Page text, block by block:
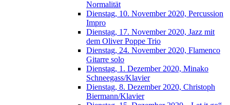
Normalität
Dienstag, 10. November 2020, Percussion
Impro
Dienstag, 17. November 2020, Jazz mit
dem Oliver Poppe Trio
Dienstag, 24. November 2020, Flamenco
Gitarre solo
Dienstag, 1. Dezember 2020, Minako
Schneegass/Klavier
Dienstag, 8. Dezember 2020, Christoph
Biermann/Klavier